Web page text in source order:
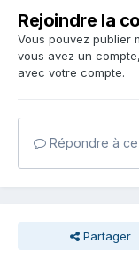
Rejoindre la
Vous pouvez publier
vous avez un compte,
avec votre compte.
Répondre à
Partager